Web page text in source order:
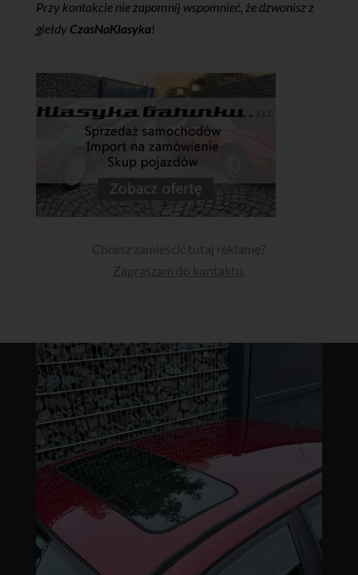
Przy kontakcie nie zapomnij wspomnieć, że dzwonisz z
giełdy CzasNaKlasyka!
Chcesz zamieścić tutaj reklamę?
Zapraszam do kontaktu